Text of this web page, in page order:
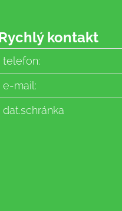
kontakt
telefon:
e-mail:
dat.schránka